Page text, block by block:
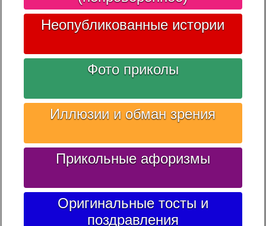
Неопубликованные истории
Фото приколы
Иллюзии и обман зрения
Прикольные афоризмы
Оригинальные тосты и
поздравления